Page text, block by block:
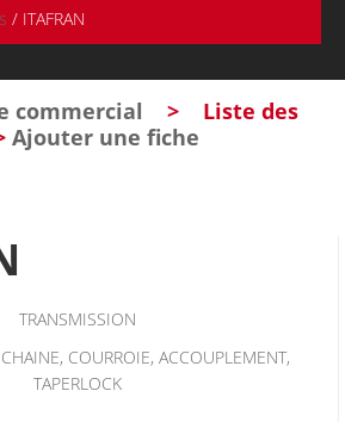
/ ITAFRAN
commercial >
Liste des
Ajouter une fiche
TRANSMISSION
COURROIE, ACCOUPLEMENT,
TAPERLOCK